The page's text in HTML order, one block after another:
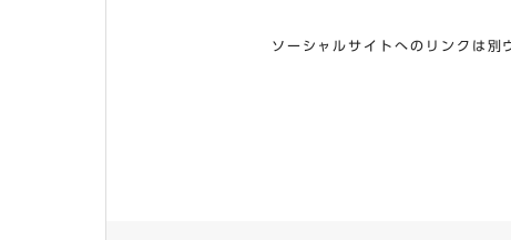
ソーシャルサイトへのリンクは別